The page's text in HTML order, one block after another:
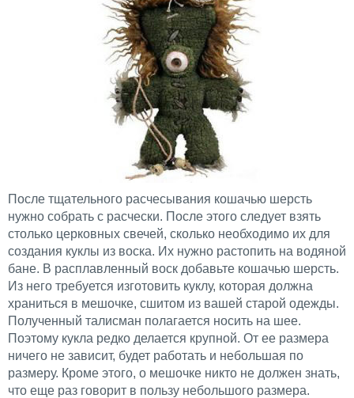
После тщательного расчесывания кошачью шерсть
нужно собрать с расчески. После этого следует взять
столько церковных свечей, сколько необходимо их для
создания куклы из воска. Их нужно растопить на водяной
бане. В расплавленный воск добавьте кошачью шерсть.
Из него требуется изготовить куклу, которая должна
храниться в мешочке, сшитом из вашей старой одежды.
Полученный талисман полагается носить на шее.
Поэтому кукла редко делается крупной. От ее размера
ничего не зависит, будет работать и небольшая по
размеру. Кроме этого, о мешочке никто не должен знать,
что еще раз говорит в пользу небольшого размера.